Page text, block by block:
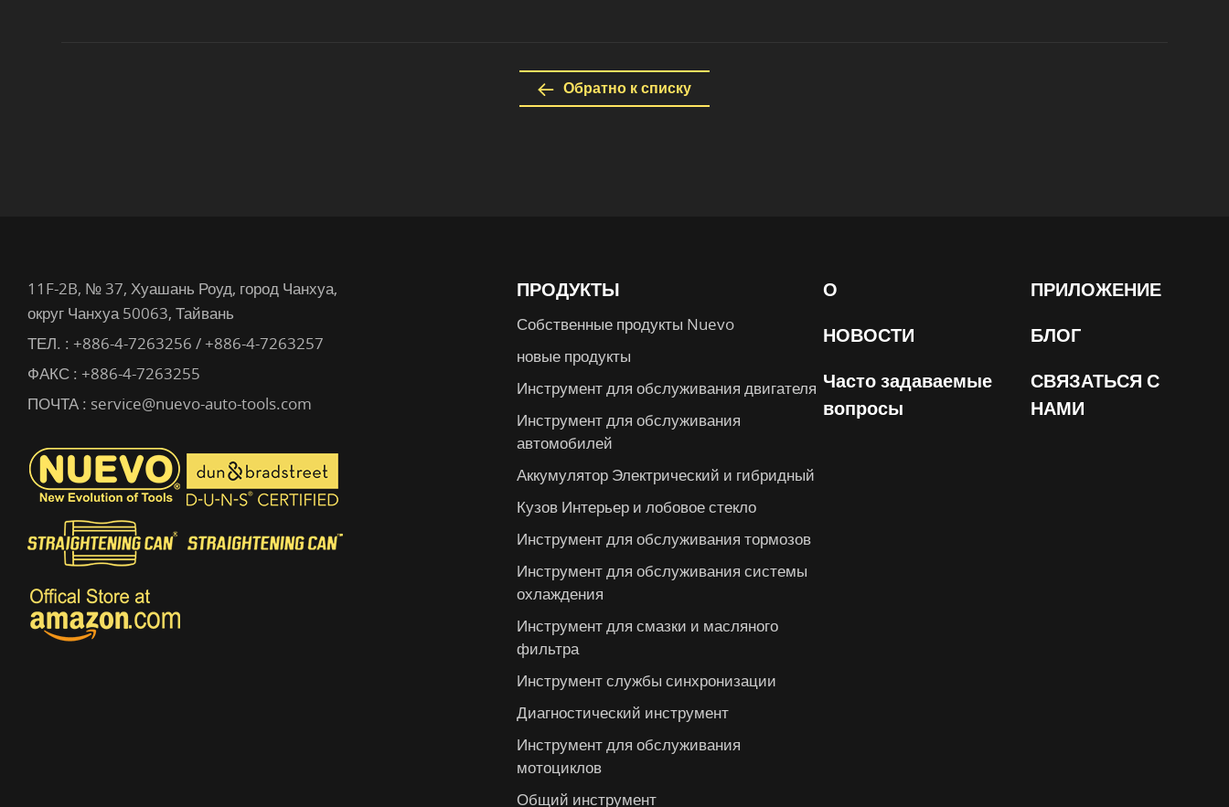
Обратно к списку
ПРОДУКТЫ
Собственные продукты Nuevo
новые продукты
Инструмент для обслуживания двигателя
Инструмент для обслуживания
автомобилей
Аккумулятор Электрический и гибридный
Кузов Интерьер и лобовое стекло
Инструмент для обслуживания тормозов
Инструмент для обслуживания системы
охлаждения
Инструмент для смазки и масляного
фильтра
Инструмент службы синхронизации
Диагностический инструмент
Инструмент для обслуживания
мотоциклов
Общий инструмент
О
ПРИЛОЖЕНИЕ
НОВОСТИ
БЛОГ
Часто задаваемые
вопросы
СВЯЗАТЬСЯ С
НАМИ
11F-2B, № 37, Хуашань Роуд, город Чанхуа,
округ Чанхуа 50063, Тайвань
ТЕЛ. : +886-4-7263256 / +886-4-7263257
ФАКС : +886-4-7263255
ПОЧТА : service@nuevo-auto-tools.com